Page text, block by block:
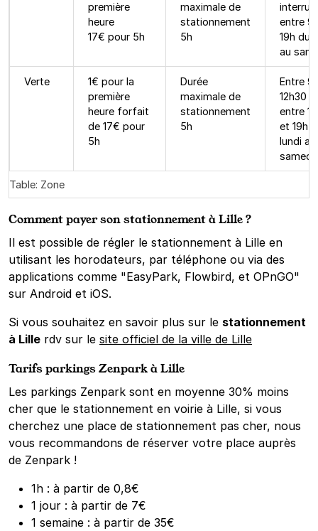
Table: Zone
première
heure
17€ pour 5h
maximale de
stationnement
5h
entre
19h du
au
Verte
1€ pour la
première
heure forfait
de 17€ pour
5h
Durée
maximale de
stationnement
5h
Entre
12h30
entre
et 19h
lundi au
samedi
Comment payer son stationnement à Lille ?
Il est possible de régler le stationnement à Lille en
utilisant les horodateurs, par téléphone ou via des
applications comme "EasyPark, Flowbird, et OPnGO"
sur Android et iOS.
Si vous souhaitez en savoir plus sur le stationnement
à Lille rdv sur le site officiel de la ville de Lille
Tarifs parkings Zenpark à Lille
Les parkings Zenpark sont en moyenne 30% moins
cher que le stationnement en voirie à Lille, si vous
cherchez une place de stationnement pas cher, nous
vous recommandons de réserver votre place auprès
de Zenpark !
1h : à partir de 0,8€
1 jour : à partir de 7€
1 semaine : à partir de 35€